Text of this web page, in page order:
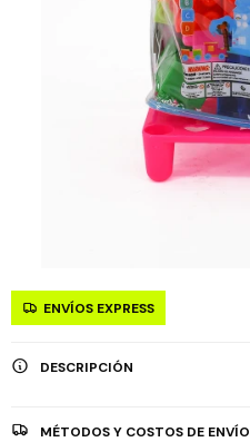
ENVÍOS EXPRESS
DESCRIPCIÓN
MÉTODOS Y COSTOS DE ENVÍO